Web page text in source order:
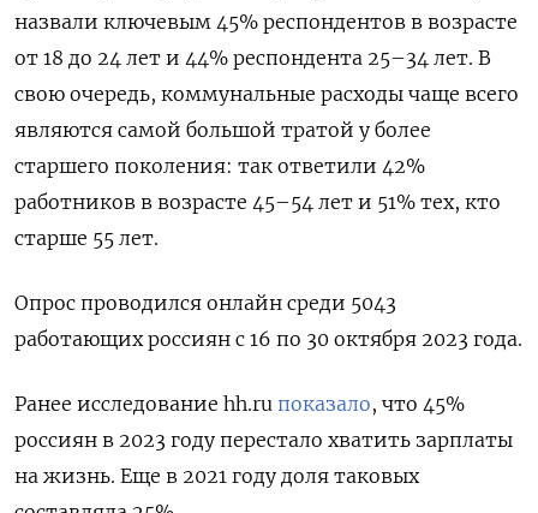
назвали ключевым 45% респондентов в возрасте
от 18 до 24 лет и 44% респондента 25–34 лет. В
свою очередь, коммунальные расходы чаще всего
являются самой большой тратой у более
старшего поколения: так ответили 42%
работников в возрасте 45–54 лет и 51% тех, кто
старше 55 лет.
Опрос проводился онлайн среди 5043
работающих россиян с 16 по 30 октября 2023 года.
Ранее исследование hh.ru показало, что 45%
россиян в 2023 году перестало хватить зарплаты
на жизнь. Еще в 2021 году доля таковых